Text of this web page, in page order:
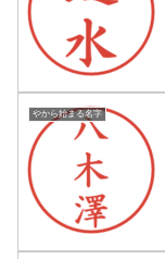
やから始まる名字